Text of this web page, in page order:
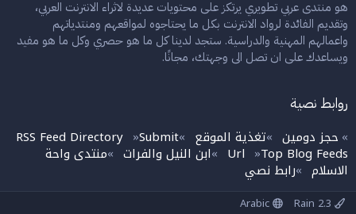
هو منتدى عربي تطويري يرتكز على محتويات عديدة لاثراء الانترنت العربي،
وتقديم الفائدة لرواد الانترنت بكل ما يحتاجوه لمواقعهم ومنتدياتهم
واعمالهم المهنية والدراسية. ستجد لدينا كل ما هو حصري وكل ما هو مفيد
ويساعدك على ان تصل الى وجهتك، مجانًا.
روابط نصية
» حجز دومين »تغذية الموقع »
RSS Feed Directory »Submit
Url »Top Blog Feeds
»ابن النيل والفرات »منتدى واحة
الاسلام »رابط نصي
Arabic